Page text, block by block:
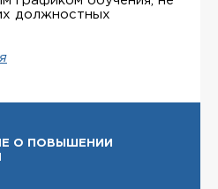
должностных
О ПОВЫШЕНИИ